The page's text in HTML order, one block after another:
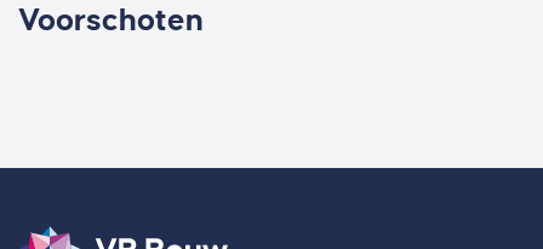
Voorschoten